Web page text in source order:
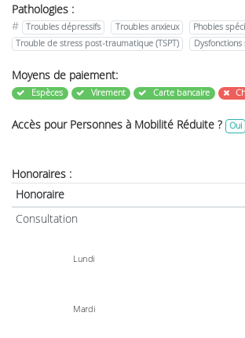
Pathologies :
#
Troubles dépressifs Troubles anxieux Phobies
Trouble de stress post-traumatique (TSPT)
Dysfonctions
Moyens de paiement:
Espèces Virement Carte bancaire
Accès pour Personnes à Mobilité Réduite ? Oui
Honoraires :
Honoraire
Consultation
Lundi
Mardi